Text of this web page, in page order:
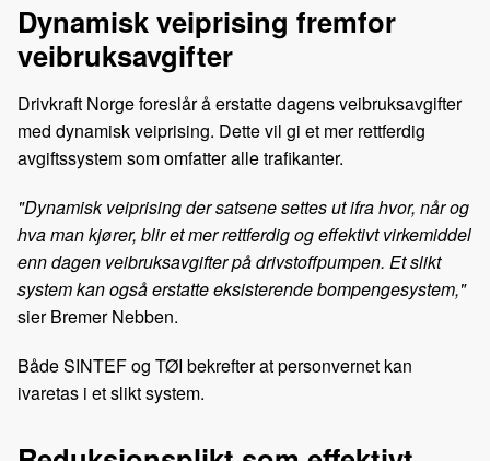
Dynamisk veiprising fremfor
veibruksavgifter
Drivkraft Norge foreslår å erstatte dagens veibruksavgifter
med dynamisk veiprising. Dette vil gi et mer rettferdig
avgiftssystem som omfatter alle trafikanter.
"Dynamisk veiprising der satsene settes ut ifra hvor, når og
hva man kjører, blir et mer rettferdig og effektivt virkemiddel
enn dagen veibruksavgifter på drivstoffpumpen. Et slikt
system kan også erstatte eksisterende bompengesystem,"
sier Bremer Nebben.
Både SINTEF og TØI bekrefter at personvernet kan
ivaretas i et slikt system.